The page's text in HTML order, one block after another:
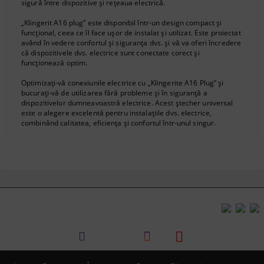
sigură între dispozitive și rețeaua electrică.
„Klingerit A16 plug” este disponibil într-un design compact și
funcțional, ceea ce îl face ușor de instalat și utilizat. Este proiectat
având în vedere confortul și siguranța dvs. și vă va oferi încredere
că dispozitivele dvs. electrice sunt conectate corect și
funcționează optim.
Optimizați-vă conexiunile electrice cu „Klingerite A16 Plug” și
bucurați-vă de utilizarea fără probleme și în siguranță a
dispozitivelor dumneavoastră electrice. Acest ștecher universal
este o alegere excelentă pentru instalațiile dvs. electrice,
combinând calitatea, eficiența și confortul într-unul singur.